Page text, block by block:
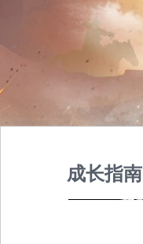
成长指南